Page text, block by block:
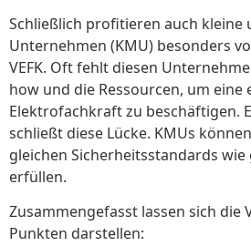
Schließlich profitieren auch kleine
Unternehmen (KMU) besonders
VEFK. Oft fehlt diesen
how und die Ressourcen, um eine
Elektrofachkraft zu beschäftigen.
schließt diese Lücke. KMUs
gleichen Sicherheitsstandards
erfüllen.
Zusammengefasst lassen sich die
Punkten darstellen: